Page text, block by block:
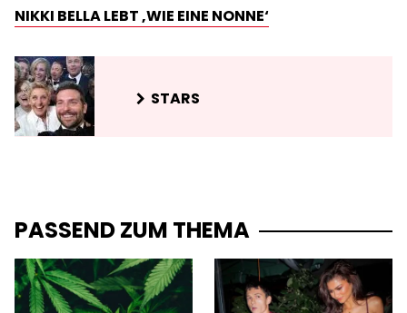
NIKKI BELLA LEBT ‚WIE EINE NONNE‘
STARS
PASSEND ZUM THEMA